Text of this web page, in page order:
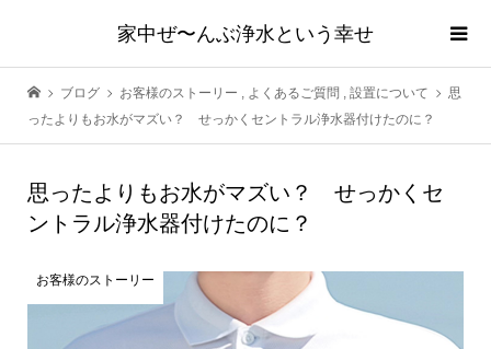
家中ぜ〜んぶ浄水という幸せ
ブログ お客様のストーリー , よくあるご質問 , 設置について
思
ったよりもお水がマズい？ せっかくセントラル浄水器付けたのに？
思ったよりもお水がマズい？ せっかくセ
ントラル浄水器付けたのに？
お客様のストーリー